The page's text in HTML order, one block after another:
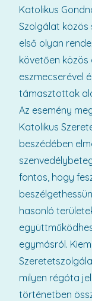
Katolikus
Szolgálat közös
első olyan
követően közös
eszmecserével
támasztottak
Az esemény
Katolikus
beszédében
fontos, hogy
hasonló
egymásról.
milyen régóta
történetben